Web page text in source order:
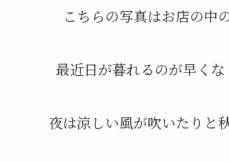
こちらの写真はお店の中
最近日が暮れるのが早く
夜は涼しい風が吹いたりと